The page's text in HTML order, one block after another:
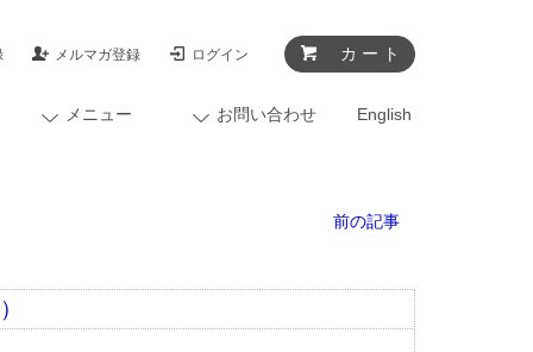
カ ー ト
メルマガ登録 ログイン
メニュー お問い合わせ English
前の記事